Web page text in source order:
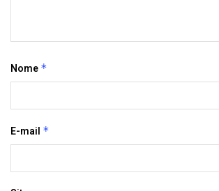
Nome *
E-mail *